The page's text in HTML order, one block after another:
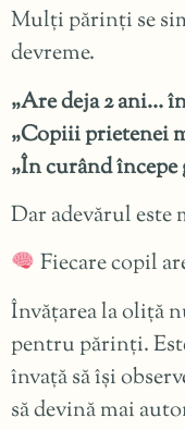
Mulți părinți se
devreme.
„Are deja 2 ani…
„Copiii prietenei
„În curând
Dar adevărul
Fiecare copil
Învățarea la oliță
pentru părinți.
învață să își
să devină mai